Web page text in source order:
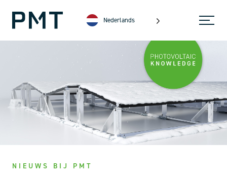
Nederlands
NIEUWS BIJ PMT